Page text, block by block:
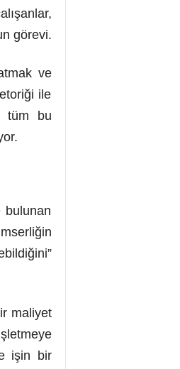
görevi.
ve
ile
tüm bu
bulunan
maliyet
işin bir